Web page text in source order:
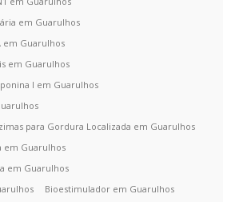
em Guarulhos
em Guarulhos
em Guarulhos
I em Guarulhos
para Gordura Localizada em Guarulhos
em Guarulhos
em Guarulhos
Bioestimulador em Guarulhos